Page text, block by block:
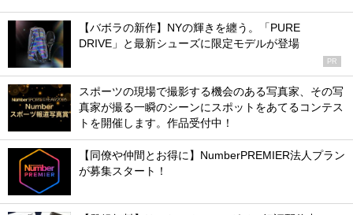
【バボラの新作】NYの輝きを纏う。「PURE
DRIVE」と最新シューズに限定モデルが登場
PR
スポーツの現場で撮影する機会のある写真家、その写
真家が撮る一瞬のシーンにスポットをあてるコンテス
トを開催します。作品受付中！
【同僚や仲間とお得に】NumberPREMIER法人プラン
が募集スタート！